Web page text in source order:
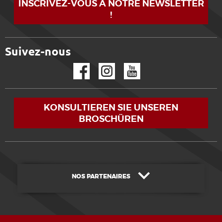
INSCRIVEZ-VOUS À NOTRE NEWSLETTER
!
Suivez-nous
KONSULTIEREN SIE UNSEREN
BROSCHÜREN
NOS PARTENAIRES